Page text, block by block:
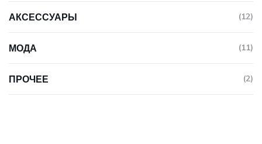
АКСЕССУАРЫ (12)
МОДА (11)
ПРОЧЕЕ (2)